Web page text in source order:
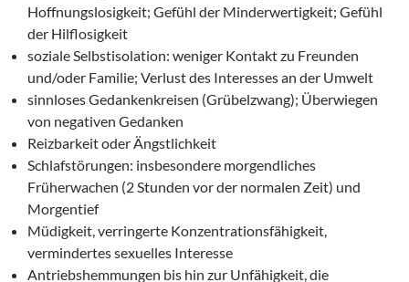
Hoffnungslosigkeit; Gefühl der Minderwertigkeit; Gefühl
der Hilflosigkeit
soziale Selbstisolation: weniger Kontakt zu Freunden
und/oder Familie; Verlust des Interesses an der Umwelt
sinnloses Gedankenkreisen (Grübelzwang); Überwiegen
von negativen Gedanken
Reizbarkeit oder Ängstlichkeit
Schlafstörungen: insbesondere morgendliches
Früherwachen (2 Stunden vor der normalen Zeit) und
Morgentief
Müdigkeit, verringerte Konzentrationsfähigkeit,
vermindertes sexuelles Interesse
Antriebshemmungen bis hin zur Unfähigkeit, die